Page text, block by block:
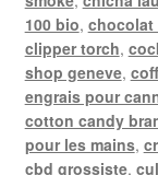
100 bio, chocolat
clipper torch,
shop geneve,
engrais pour
cotton candy
pour les mains,
cbd grossiste,